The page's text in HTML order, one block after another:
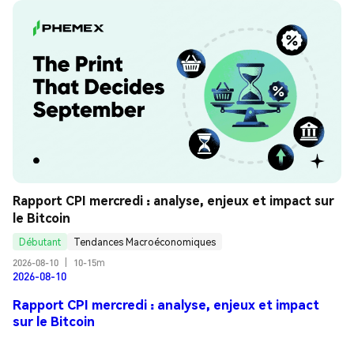
Rapport CPI mercredi : analyse, enjeux et impact sur
le Bitcoin
Débutant
Tendances Macroéconomiques
2026-08-10
10-15m
2026-08-10
Rapport CPI mercredi : analyse, enjeux et impact
sur le Bitcoin